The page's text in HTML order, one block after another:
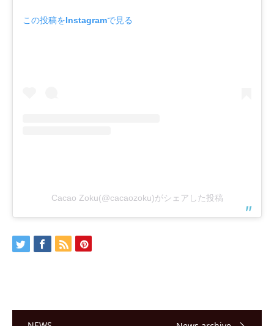
この投稿をInstagramで見る
Cacao Zoku(@cacaozoku)がシェアした投稿